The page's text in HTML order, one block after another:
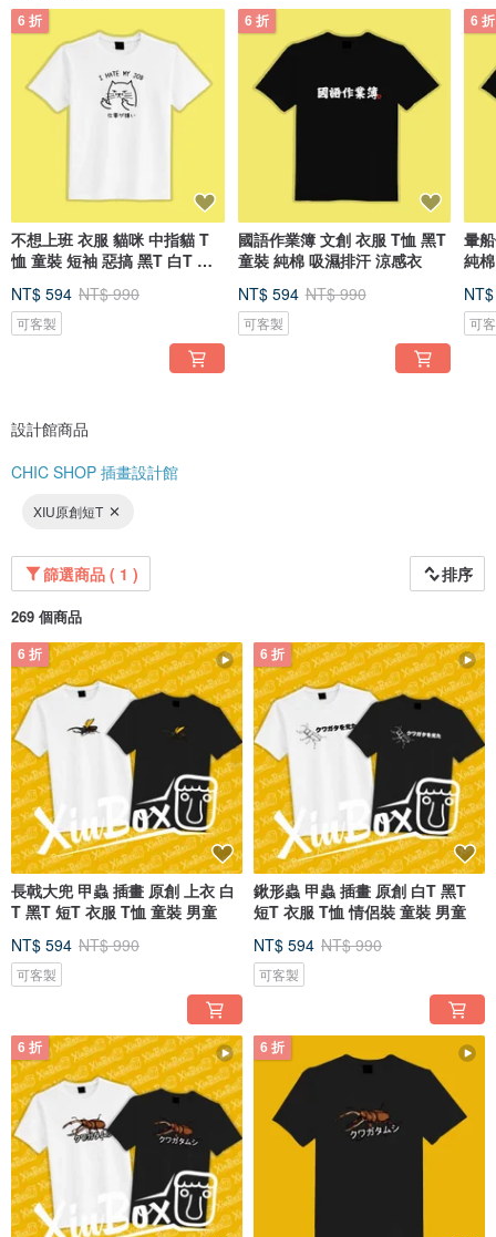
6 折
不想上班 衣服 貓咪 中指貓 T
恤 童裝 短袖 惡搞 黑T 白T 女
NT$ 594 NT$ 990
可客製
6 折
國語作業簿 文創 衣服 T恤 黑T
童裝 純棉 吸濕排汗 涼感衣
NT$ 594 NT$ 990
可客製
6 折
暈
純
可
設計館商品
CHIC SHOP 插畫設計館
XIU原創短T
篩選商品 ( 1 ) 排序
269 個商品
6 折
長戟大兜 甲蟲 插畫 原創 上衣 白
T 黑T 短T 衣服 T恤 童裝 男童
NT$ 594 NT$ 990
可客製
6 折
鍬形蟲 甲蟲 插畫 原創 白T 黑T
短T 衣服 T恤 情侶裝 童裝 男童
NT$ 594 NT$ 990
可客製
6 折 6 折